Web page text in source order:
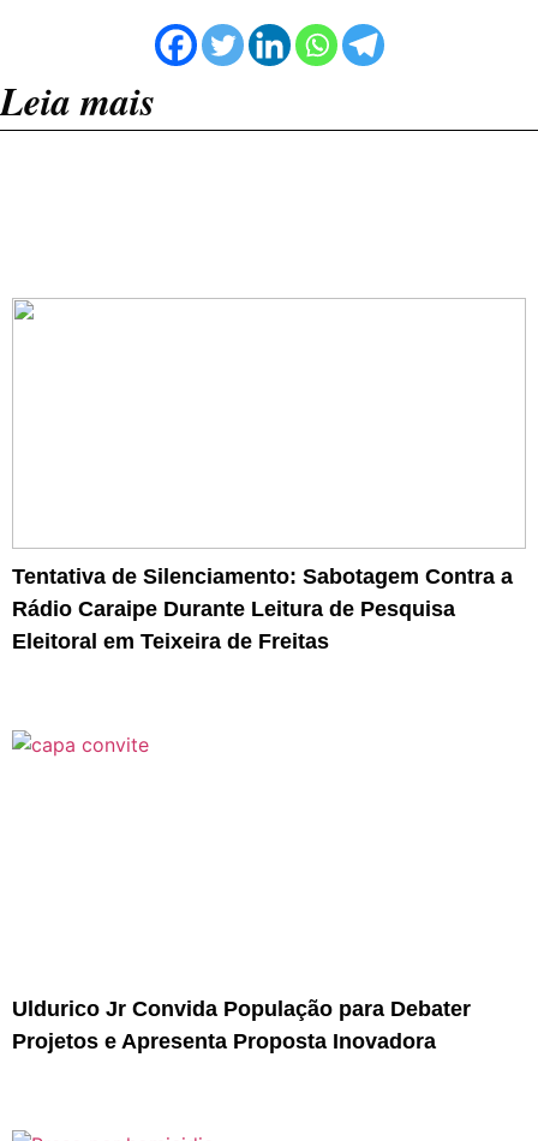
Leia mais
Tentativa de Silenciamento: Sabotagem Contra a
Rádio Caraipe Durante Leitura de Pesquisa
Eleitoral em Teixeira de Freitas
Uldurico Jr Convida População para Debater
Projetos e Apresenta Proposta Inovadora